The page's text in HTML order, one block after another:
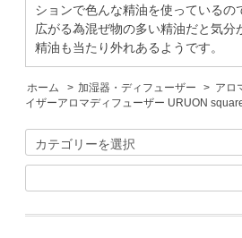
ションで色んな精油を使っているの
広がる為混ぜ物の多い精油だと気分
精油も当たり外れあるようです。
ホーム > 加湿器・ディフューザー > アロ
イザーアロマディフューザー URUON